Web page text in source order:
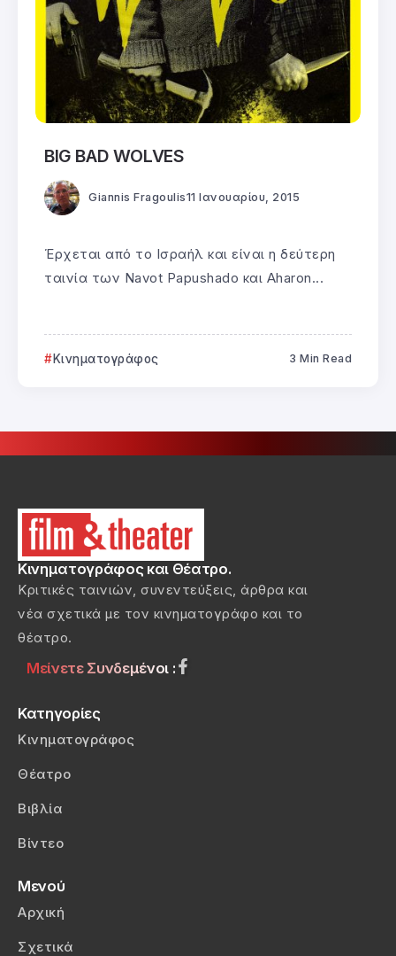
BIG BAD WOLVES
Giannis Fragoulis11 Ιανουαρίου, 2015
Έρχεται από το Ισραήλ και είναι η δεύτερη
ταινία των Navot Papushado και Aharon...
Κινηματογράφος 3 Min Read
Κινηματογράφος και Θέατρο.
Κριτικές ταινιών, συνεντεύξεις, άρθρα και
νέα σχετικά με τον κινηματογράφο και το
θέατρο.
Μείνετε Συνδεμένοι :
Κατηγορίες
Κινηματογράφος
Θέατρο
Βιβλία
Βίντεο
Μενού
Αρχική
Σχετικά